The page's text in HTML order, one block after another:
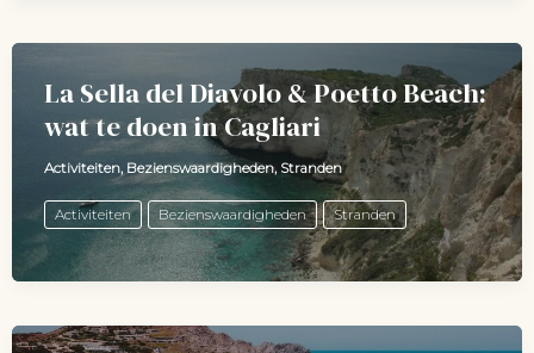
La Sella del Diavolo & Poetto Beach:
wat te doen in Cagliari
Activiteiten, Bezienswaardigheden, Stranden
Activiteiten Bezienswaardigheden Stranden